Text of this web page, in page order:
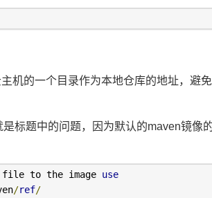
机的一个目录作为本地仓库的地址，避
标题中的问题，因为默认的maven镜像
file to the image use
/ref/